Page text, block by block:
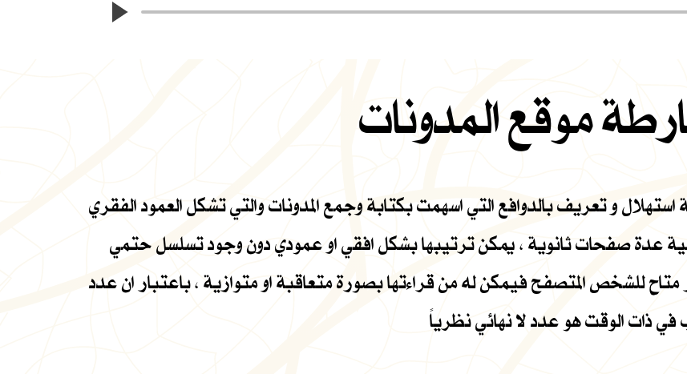
موقع المدونات
و تعريف بالدوافع التي اسهمت بكتابة وجمع المدونات والتي تشكل العمود الفقري
عدة صفحات ثانوية ، يمكن ترتيبها بشكل افقي او عمودي دون وجود تسلسل حتمي
للشخص المتصفح فيمكن له من قراءتها بصورة متعاقبة او متوازية ، باعتبار ان عدد
ذات الوقت هو عدد لا نهائي نظرياً